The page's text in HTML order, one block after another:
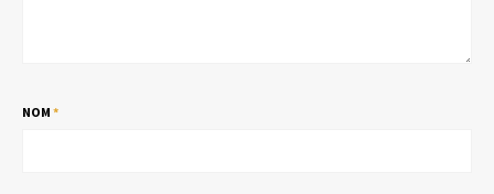
NOM *